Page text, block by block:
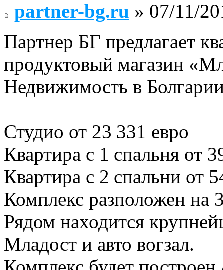
partner-bg.ru » 07/11/
Партнер БГ предлагает
продуктовый магазин
Недвижимость в
Студио от 23 331 евро
Квартира с 1 спальня от
Квартира с 2 спальни от
Комплекс разположен на
Рядом находится
Младост и авто вогзал.